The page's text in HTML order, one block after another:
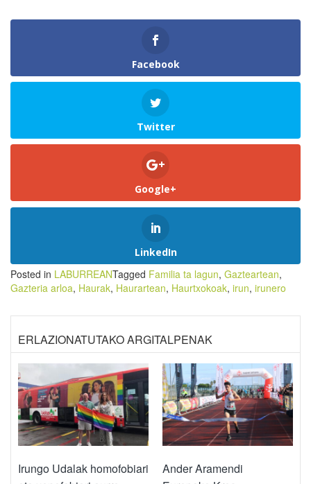
Facebook
Twitter
Google+
LinkedIn
Posted in LABURREANTagged Familia ta lagun, Gazteartean,
Gazteria arloa, Haurak, Haurartean, Haurtxokoak, irun, irunero
ERLAZIONATUTAKO ARGITALPENAK
Irungo Udalak homofobiari
Ander Aramendi